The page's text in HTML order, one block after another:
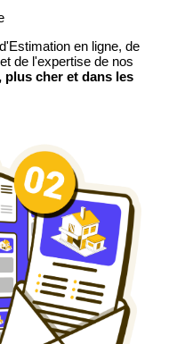
en ligne, de
de l'expertise de nos
plus cher et dans les